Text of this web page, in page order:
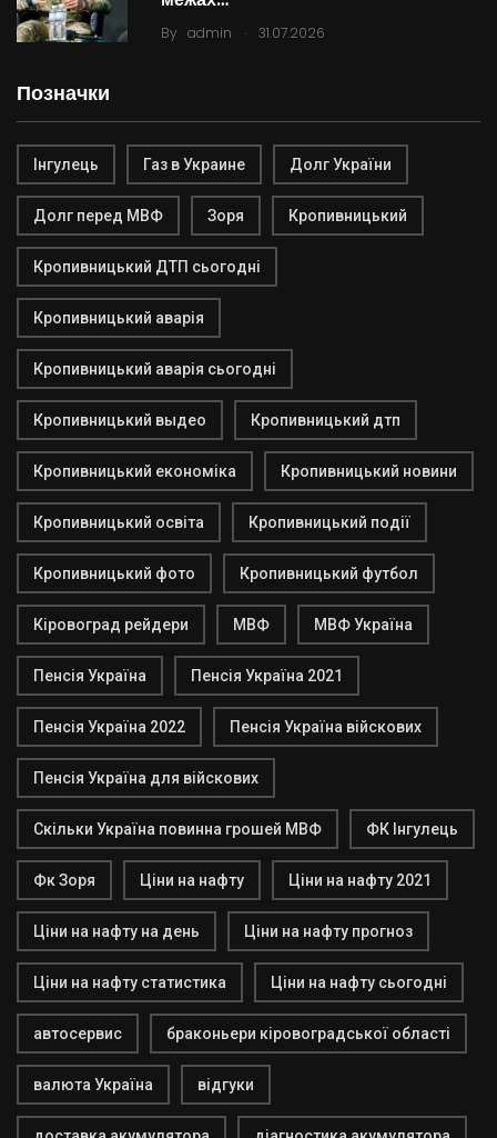
By admin . 31.07.2026
Позначки
Інгулець Газ в Украине Долг України
Долг перед МВФ Зоря Кропивницький
Кропивницький ДТП сьогодні
Кропивницький аварія
Кропивницький аварія сьогодні
Кропивницький выдео Кропивницький дтп
Кропивницький економіка Кропивницький новини
Кропивницький освіта Кропивницький події
Кропивницький фото Кропивницький футбол
Кіровоград рейдери МВФ МВФ Україна
Пенсія Україна Пенсія Україна 2021
Пенсія Україна 2022 Пенсія Україна війскових
Пенсія Україна для війскових
Скільки Україна повинна грошей МВФ ФК Інгулець
Фк Зоря Ціни на нафту Ціни на нафту 2021
Ціни на нафту на день Ціни на нафту прогноз
Ціни на нафту статистика Ціни на нафту сьогодні
автосервис браконьери кіровоградської області
валюта Україна відгуки